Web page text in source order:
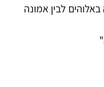
לבין אמונה